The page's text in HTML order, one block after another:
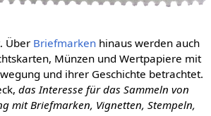
Über Briefmarkenhinaus werden auch
Münzen und Wertpapiere mit
und ihrer Geschichte betrachtet.
das Interesse für das Sammeln von
mit Briefmarken, Vignetten, Stempeln,